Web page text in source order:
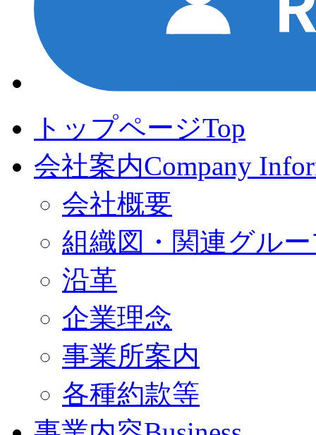
トップページTop
会社案内Company
会社概要
組織図・関連グル
沿革
企業理念
事業所案内
各種約款等